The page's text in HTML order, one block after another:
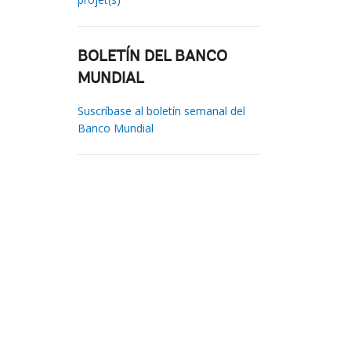
BOLETÍN DEL BANCO
MUNDIAL
Suscríbase al boletín semanal del
Banco Mundial